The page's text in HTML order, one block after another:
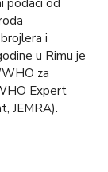
podaci od
i
u Rimu je
za
Expert
JEMRA).